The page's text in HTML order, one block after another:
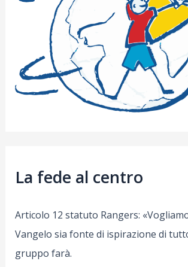
La fede al centro
Articolo 12 statuto Rangers:
Vangelo sia fonte di ispirazione di
gruppo farà.